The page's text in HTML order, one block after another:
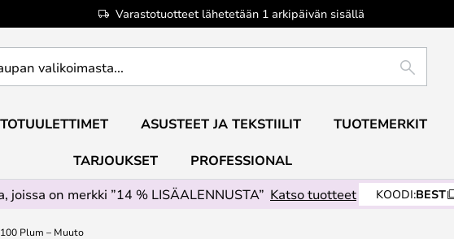
Varastotuotteet lähetetään 1 arkipäivän sisällä
ETSI
ASUSTEET JA TEKSTIILIT TUOTEMERKIT
TARJOUKSET
PROFESSIONAL
joissa on merkki ”14 % LISÄALENNUSTA” Katso tuotteet KOODI:BEST
Plum – Muuto